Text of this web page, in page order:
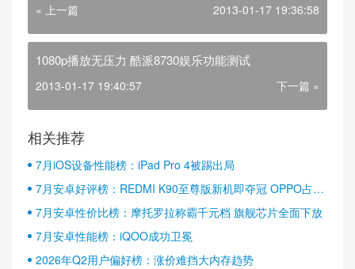
« 上一篇 2013-01-17 19:36:58
1080p播放无压力 酷派8730娱乐功能测试
2013-01-17 19:40:57 下一篇 »
相关推荐
7月iOS设备性能榜：iPad Pro 4被踢出局
7月安卓好评榜：REDMI K90至尊版新机即夺冠 OPPO占据
半壁江山
7月安卓性价比榜：摩托罗拉称霸千元档 旗舰芯片全面下放
7月安卓性能榜：iQOO成功卫冕
2026年Q2用户偏好榜：涨价难挡大内存趋势